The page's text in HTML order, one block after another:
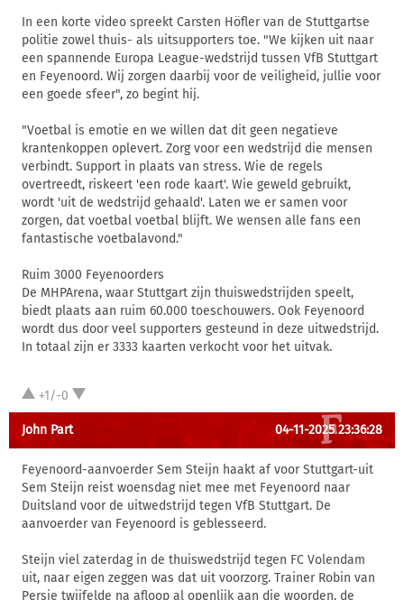
In een korte video spreekt Carsten Höfler van de Stuttgartse
politie zowel thuis- als uitsupporters toe. "We kijken uit naar
een spannende Europa League-wedstrijd tussen VfB Stuttgart
en Feyenoord. Wij zorgen daarbij voor de veiligheid, jullie voor
een goede sfeer", zo begint hij.
"Voetbal is emotie en we willen dat dit geen negatieve
krantenkoppen oplevert. Zorg voor een wedstrijd die mensen
verbindt. Support in plaats van stress. Wie de regels
overtreedt, riskeert 'een rode kaart'. Wie geweld gebruikt,
wordt 'uit de wedstrijd gehaald'. Laten we er samen voor
zorgen, dat voetbal voetbal blijft. We wensen alle fans een
fantastische voetbalavond."
Ruim 3000 Feyenoorders
De MHPArena, waar Stuttgart zijn thuiswedstrijden speelt,
biedt plaats aan ruim 60.000 toeschouwers. Ook Feyenoord
wordt dus door veel supporters gesteund in deze uitwedstrijd.
In totaal zijn er 3333 kaarten verkocht voor het uitvak.
+1/-0
John Part 04-11-2025 23:36:28
Feyenoord-aanvoerder Sem Steijn haakt af voor Stuttgart-uit
Sem Steijn reist woensdag niet mee met Feyenoord naar
Duitsland voor de uitwedstrijd tegen VfB Stuttgart. De
aanvoerder van Feyenoord is geblesseerd.
Steijn viel zaterdag in de thuiswedstrijd tegen FC Volendam
uit, naar eigen zeggen was dat uit voorzorg. Trainer Robin van
Persie twijfelde na afloop al openlijk aan die woorden, de